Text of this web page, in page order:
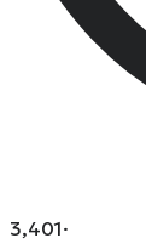
3,401·